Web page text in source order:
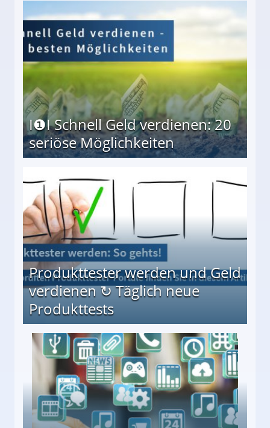
I❶I Schnell Geld verdienen: 20
seriöse Möglichkeiten
Produkttester werden und Geld
verdienen ↻ Täglich neue
Produkttests
↻ Täglich neue Produkttests